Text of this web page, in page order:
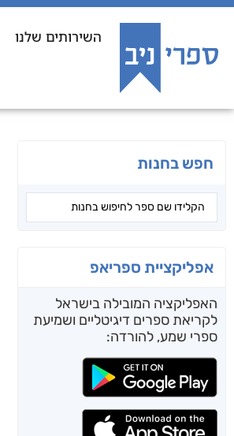
השירותים שלנו
חפש בחנות
אפליקציית ספריאפ
האפליקציה המובילה בישראל
לקריאת ספרים דיגיטליים ושמיעת
ספרי שמע, להורדה: